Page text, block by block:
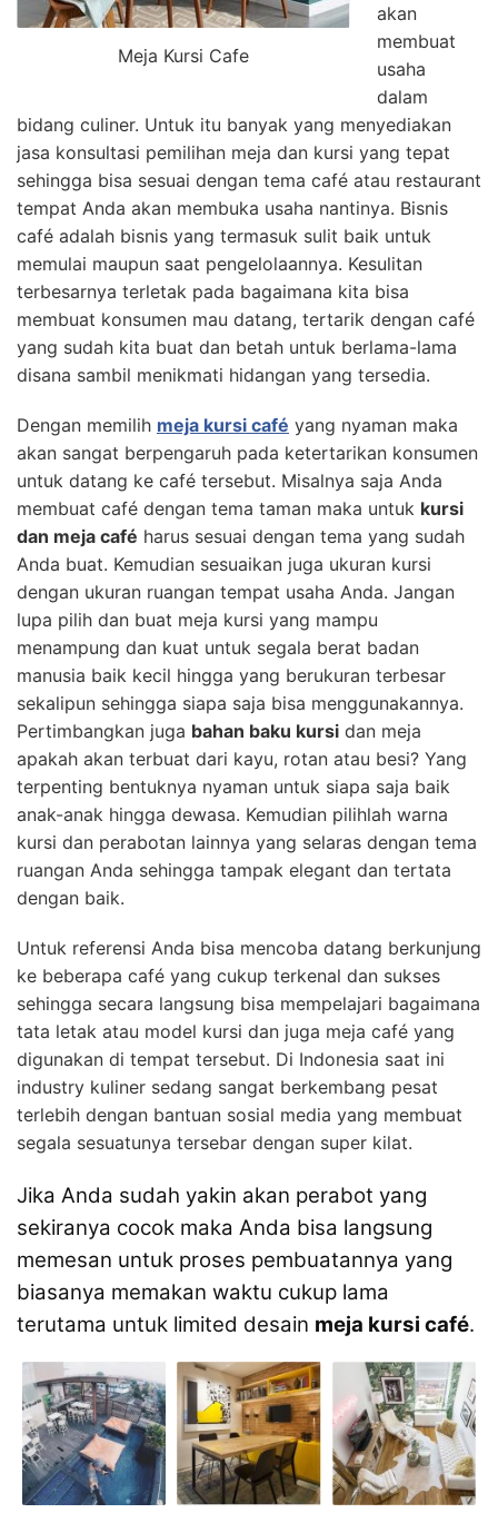
Meja Kursi Cafe
akan
membuat
usaha
dalam
bidang culiner. Untuk itu banyak yang menyediakan
jasa konsultasi pemilihan meja dan kursi yang tepat
sehingga bisa sesuai dengan tema café atau restaurant
tempat Anda akan membuka usaha nantinya. Bisnis
café adalah bisnis yang termasuk sulit baik untuk
memulai maupun saat pengelolaannya. Kesulitan
terbesarnya terletak pada bagaimana kita bisa
membuat konsumen mau datang, tertarik dengan café
yang sudah kita buat dan betah untuk berlama-lama
disana sambil menikmati hidangan yang tersedia.
Dengan memilih meja kursi café yang nyaman maka
akan sangat berpengaruh pada ketertarikan konsumen
untuk datang ke café tersebut. Misalnya saja Anda
membuat café dengan tema taman maka untuk kursi
dan meja café harus sesuai dengan tema yang sudah
Anda buat. Kemudian sesuaikan juga ukuran kursi
dengan ukuran ruangan tempat usaha Anda. Jangan
lupa pilih dan buat meja kursi yang mampu
menampung dan kuat untuk segala berat badan
manusia baik kecil hingga yang berukuran terbesar
sekalipun sehingga siapa saja bisa menggunakannya.
Pertimbangkan juga bahan baku kursi dan meja
apakah akan terbuat dari kayu, rotan atau besi? Yang
terpenting bentuknya nyaman untuk siapa saja baik
anak-anak hingga dewasa. Kemudian pilihlah warna
kursi dan perabotan lainnya yang selaras dengan tema
ruangan Anda sehingga tampak elegant dan tertata
dengan baik.
Untuk referensi Anda bisa mencoba datang berkunjung
ke beberapa café yang cukup terkenal dan sukses
sehingga secara langsung bisa mempelajari bagaimana
tata letak atau model kursi dan juga meja café yang
digunakan di tempat tersebut. Di Indonesia saat ini
industry kuliner sedang sangat berkembang pesat
terlebih dengan bantuan sosial media yang membuat
segala sesuatunya tersebar dengan super kilat.
Jika Anda sudah yakin akan perabot yang
sekiranya cocok maka Anda bisa langsung
memesan untuk proses pembuatannya yang
biasanya memakan waktu cukup lama
terutama untuk limited desain meja kursi café.